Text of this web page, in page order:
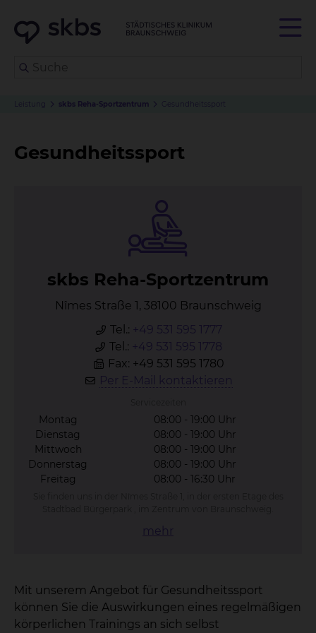
Leistung skbs Reha-Sportzentrum Gesundheitssport
Gesundheitssport
skbs Re­ha-Sport­zen­trum
Nîmes Straße 1, 38100 Braunschweig
Tel.: +49 531 595 1777
Tel.: +49 531 595 1778
Fax: +49 531 595 1780
Per E-Mail kontaktieren
Montag
08:00 - 19:00 Uhr
Dienstag
08:00 - 19:00 Uhr
Mittwoch
08:00 - 19:00 Uhr
Donnerstag
08:00 - 19:00 Uhr
Freitag
08:00 - 16:30 Uhr
mehr
Mit unserem Angebot für Gesundheitssport
können Sie die Auswirkungen eines regelmäßigen
körperlichen Trainings an sich selbst